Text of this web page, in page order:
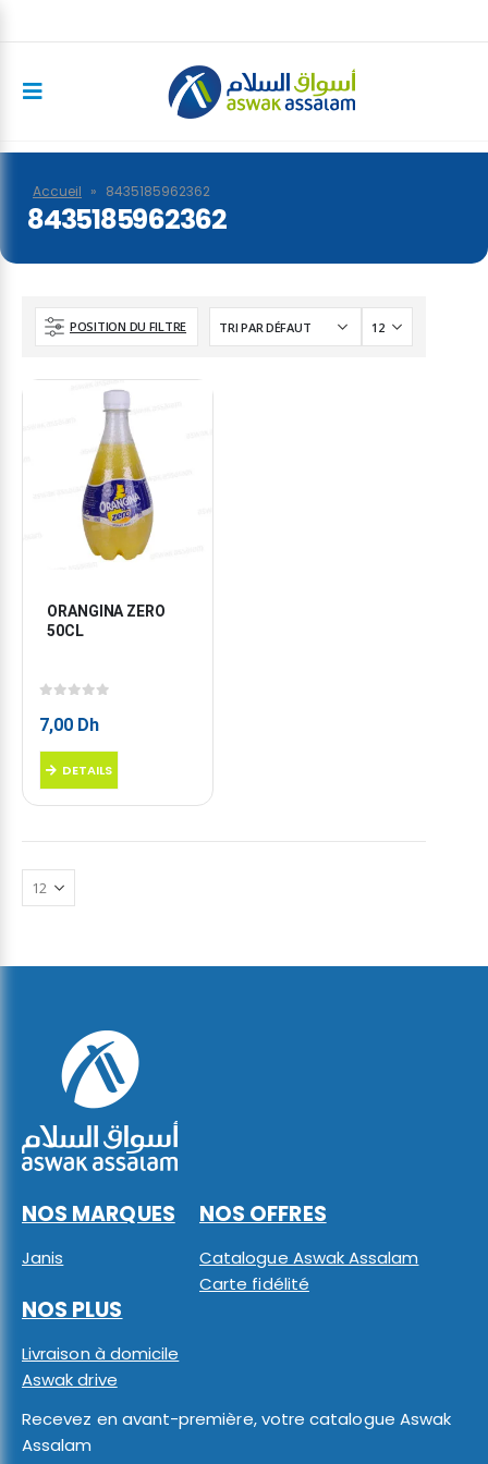
Accueil » 8435185962362
8435185962362
POSITION DU FILTRE
ORANGINA ZERO
50CL
7,00 Dh
DETAILS
NOS MARQUES
Janis
NOS OFFRES
Catalogue Aswak Assalam
Carte fidélité
NOS PLUS
Livraison à domicile
Aswak drive
Recevez en avant-première, votre catalogue Aswak
Assalam